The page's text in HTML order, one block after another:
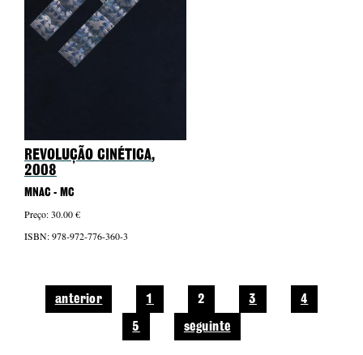
REVOLUÇÃO CINÉTICA,
2008
MNAC - MC
Preço: 30.00 €
ISBN: 978-972-776-360-3
anterior 1 2 3 4
5 seguinte